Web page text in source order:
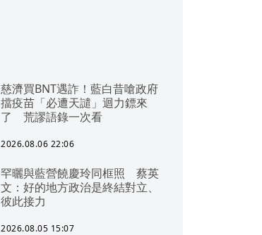
慈濟買BNT遇詐！藍白昔嗆政府
擋疫苗「必遭天譴」迴力鏢來
了 荒謬語錄一次看
2026.08.06 22:06
罕曬與藍營饒慶玲同框照 蔡英
文：好的地方政治是終結對立、
彼此接力
2026.08.05 15:07